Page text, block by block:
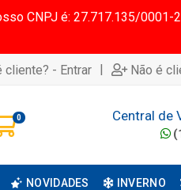
CNPJ é: 27.717.135/0001-
cliente? - Entrar | Não é
0 Central de
NOVIDADES INVERNO